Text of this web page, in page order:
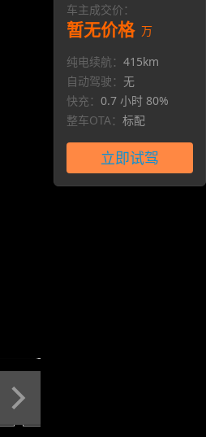
车主成交价：
暂无价格 万
纯电续航： 415km
自动驾驶： 无
快充： 0.7 小时 80%
整车OTA： 标配
立即试驾